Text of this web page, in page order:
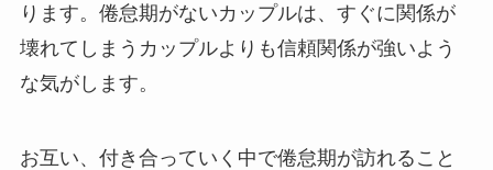
ります。倦怠期がないカップルは、すぐに関係が
壊れてしまうカップルよりも信頼関係が強いよう
な気がします。
お互い、付き合っていく中で倦怠期が訪れること